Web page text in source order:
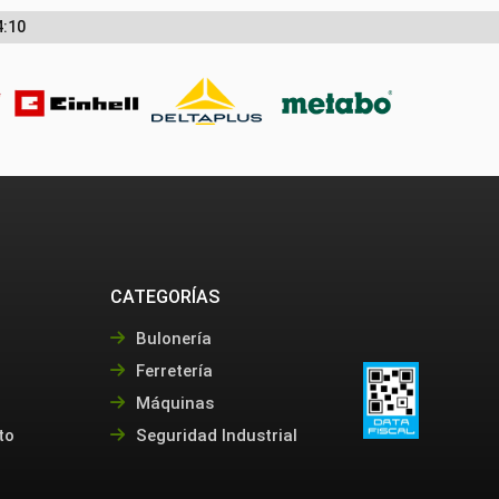
CATEGORÍAS
Bulonería
Ferretería
Máquinas
Seguridad Industrial